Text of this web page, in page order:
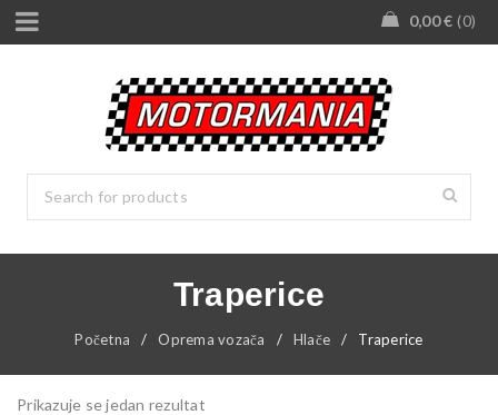
0,00€ 0
Traperice
Početna / Oprema vozača / Hlače / Traperice
Prikazuje se jedan rezultat